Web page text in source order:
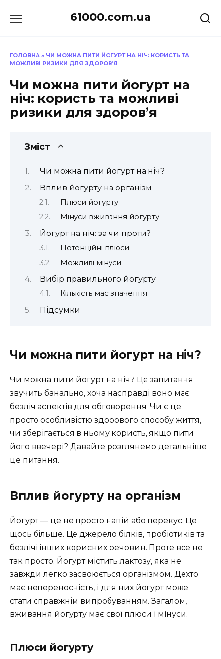
до
61000.com.ua
ГОЛОВНА » ЧИ МОЖНА ПИТИ ЙОГУРТ НА НІЧ: КОРИСТЬ ТА
МОЖЛИВІ РИЗИКИ ДЛЯ ЗДОРОВ’Я
Чи можна пити йогурт на
ніч: користь та можливі
ризики для здоров’я
Зміст
Чи можна пити йогурт на ніч?
Вплив йогурту на організм
Плюси йогурту
Мінуси вживання йогурту
Йогурт на ніч: за чи проти?
Потенційні плюси
Можливі мінуси
Вибір правильного йогурту
Кількість має значення
Підсумки
Чи можна пити йогурт на ніч?
Чи можна пити йогурт на ніч? Це запитання
звучить банально, хоча насправді воно має
безліч аспектів для обговорення. Чи є це
просто особливістю здорового способу життя,
чи зберігається в ньому користь, якщо пити
його ввечері? Давайте розглянемо детальніше
це питання.
Вплив йогурту на організм
Йогурт — це не просто напій або перекус. Це
щось більше. Це джерело білків, пробіотиків та
безлічі інших корисних речовин. Проте все не
так просто. Йогурт містить лактозу, яка не
завжди легко засвоюється організмом. Дехто
має непереносність, і для них йогурт може
стати справжнім випробуванням. Загалом,
вживання йогурту має свої плюси і мінуси.
Плюси йогурту